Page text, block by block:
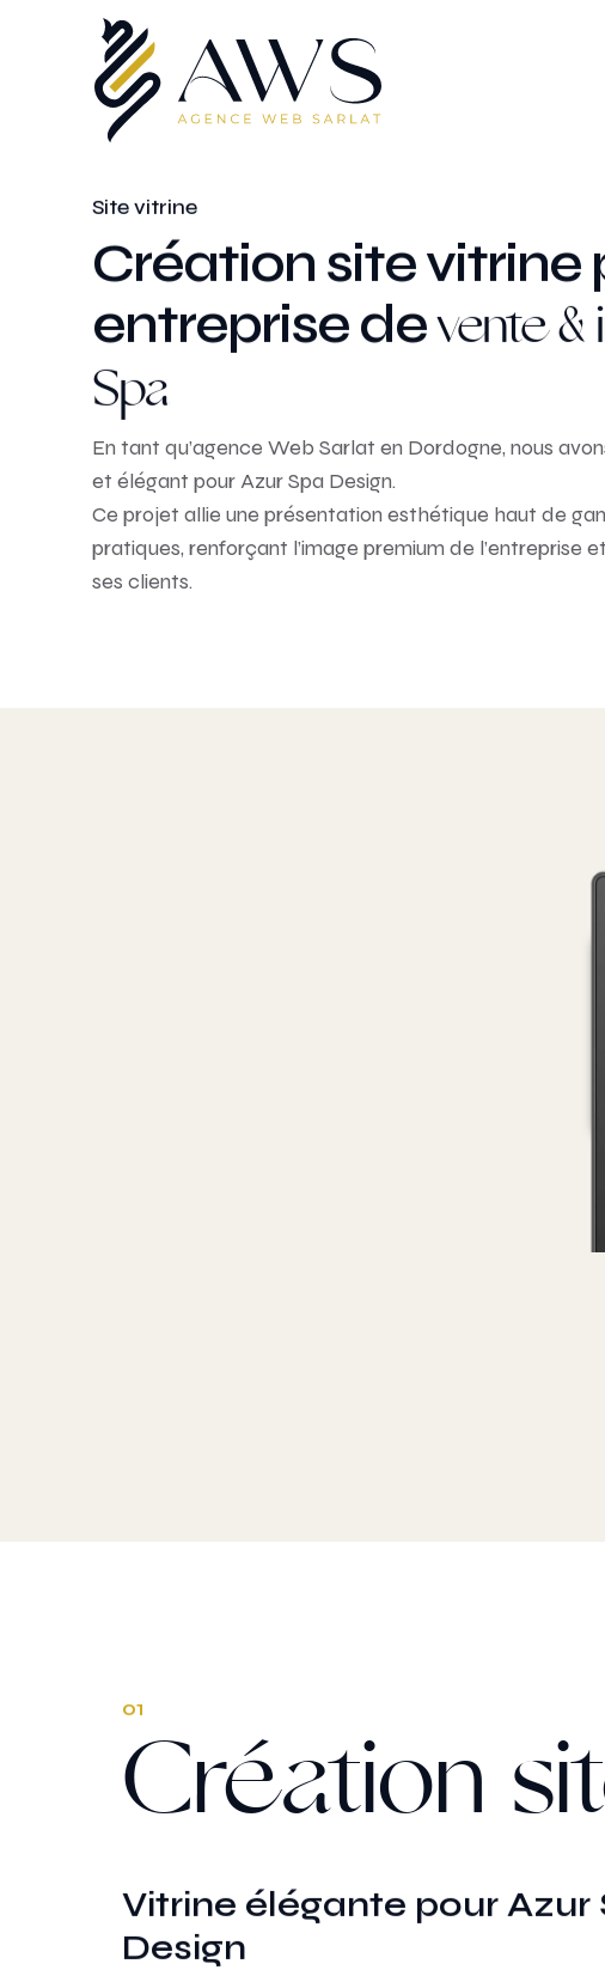
Site vitrine
Création site vitrine
entreprise devente &
Spa
En tant qu’agence Web Sarlat en Dordogne, nous
et élégant pour Azur Spa Design.
Ce projet allie une présentation esthétique haut de
pratiques, renforçant l’image premium de l’entreprise
ses clients.
01
Création
Vitrine élégante pour Azur
Design